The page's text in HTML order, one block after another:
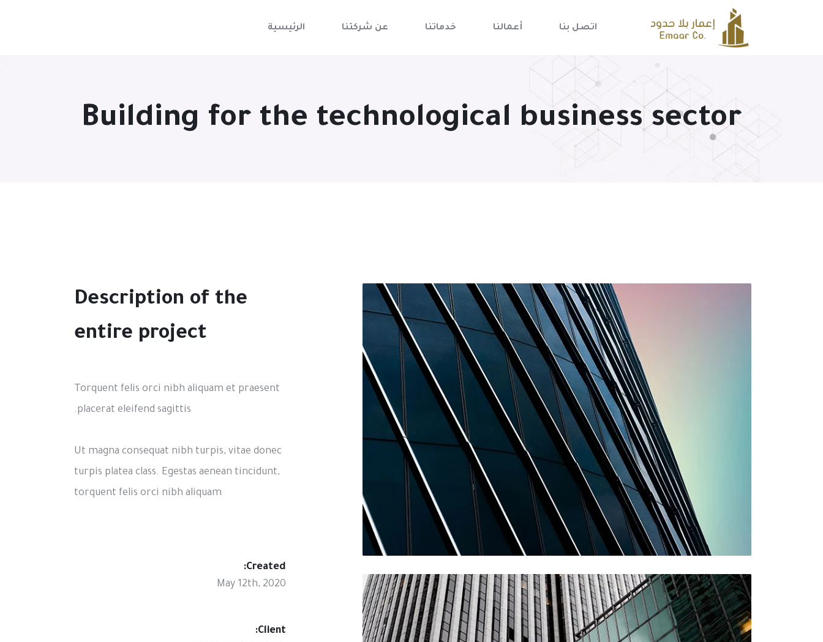
الرئيسية عن شركتنا خدماتنا أعمالنا اتصل بنا
Building for the technological business sector
Description of the
entire project
Torquent felis orci nibh aliquam et praesent
placerat eleifend sagittis.
Ut magna consequat nibh turpis, vitae donec
turpis platea class. Egestas aenean tincidunt,
torquent felis orci nibh aliquam
Created:
May 12th, 2020
Client: